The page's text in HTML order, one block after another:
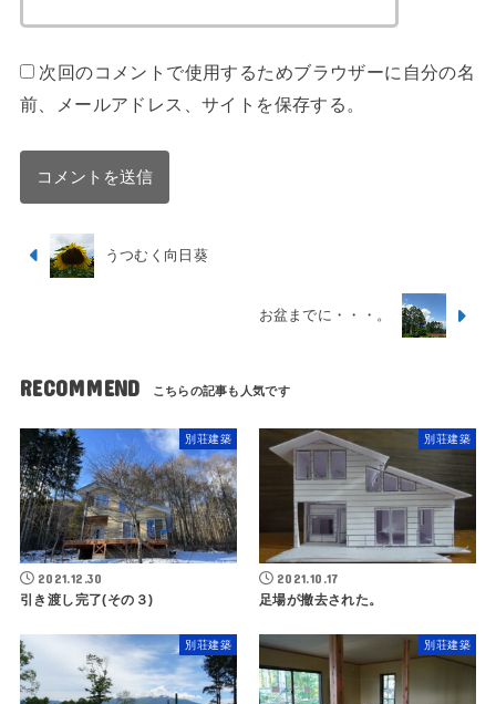
次回のコメントで使用するためブラウザーに自分の名
前、メールアドレス、サイトを保存する。
うつむく向日葵
お盆までに・・・。
RECOMMEND
別荘建築
2021.12.30
引き渡し完了(その３)
別荘建築
2021.10.17
足場が撤去された。
別荘建築 別荘建築